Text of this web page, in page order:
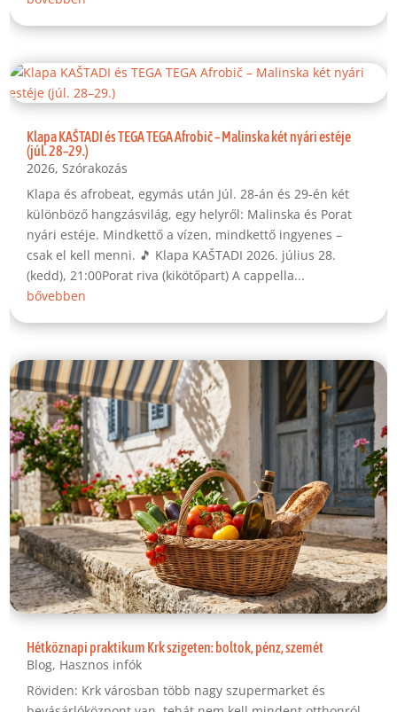
Klapa KAŠTADI és TEGA TEGA Afrobič – Malinska két nyári estéje
(júl. 28–29.)
2026, Szórakozás
Klapa és afrobeat, egymás után Júl. 28-án és 29-én két
különböző hangzásvilág, egy helyről: Malinska és Porat
nyári estéje. Mindkettő a vízen, mindkettő ingyenes –
csak el kell menni. 🎵 Klapa KAŠTADI 2026. július 28.
(kedd), 21:00Porat riva (kikötőpart) A cappella...
bővebben
Hétköznapi praktikum Krk szigeten: boltok, pénz, szemét
Blog, Hasznos infók
Röviden: Krk városban több nagy szupermarket és